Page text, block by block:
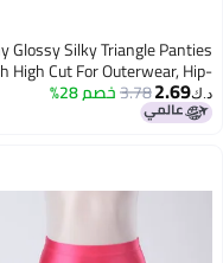
Glossy Silky Triangle Panties
High Cut For Outerwear, Hip-
Hugging High-Waisted Plus-Size
Tight-Fitting Underwear 7254
د.ك‏2.69
3.78خصم 28%